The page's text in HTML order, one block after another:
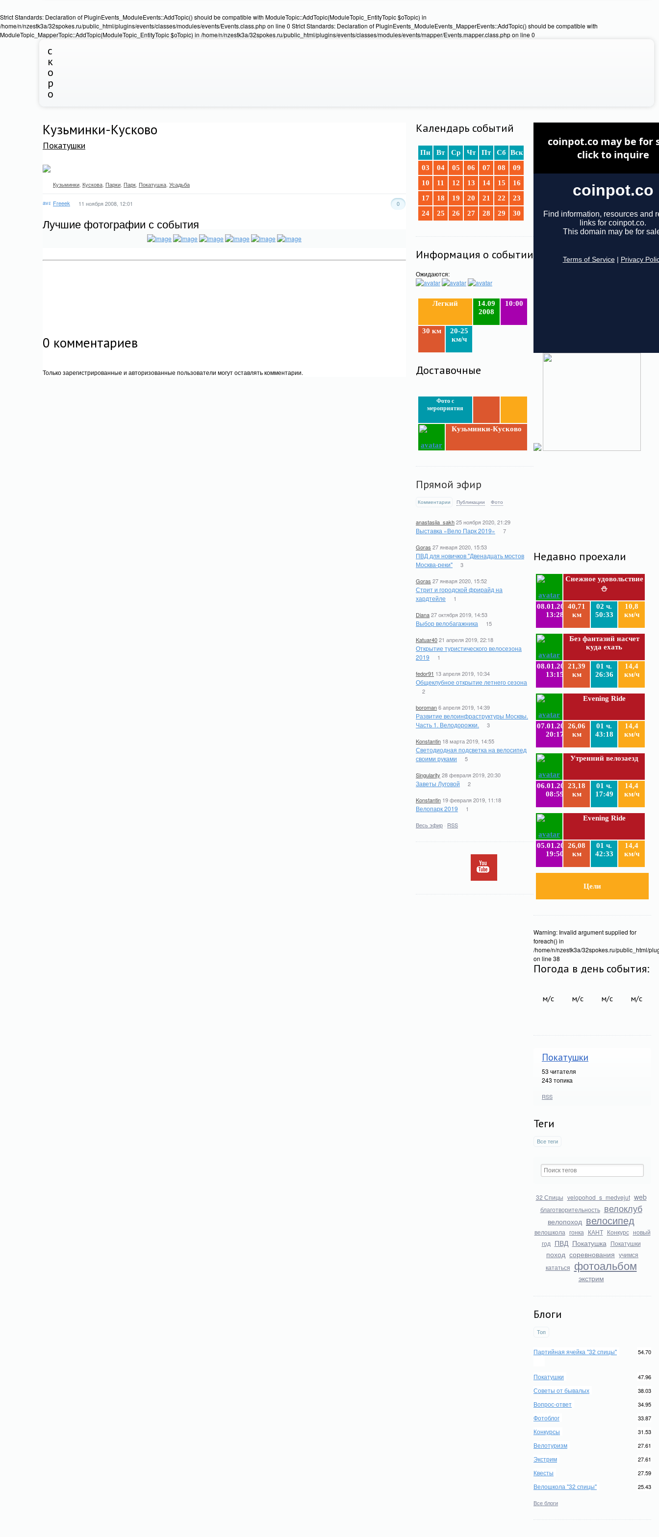
Strict Standards: Declaration of PluginEvents_ModuleEvents::AddTopic() should be compatible with ModuleTopic::AddTopic(ModuleTopic_EntityTopic $oTopic) in
/home/n/nzestk3a/32spokes.ru/public_html/plugins/events/classes/modules/events/Events.class.php on line 0 Strict Standards: Declaration of PluginEvents_ModuleEvents_MapperEvents::AddTopic() should be compatible with
ModuleTopic_MapperTopic::AddTopic(ModuleTopic_EntityTopic $oTopic) in /home/n/nzestk3a/32spokes.ru/public_html/plugins/events/classes/modules/events/mapper/Events.mapper.class.php on line 0
с
к
о
р
о
Недавно проехали
Снежное удовольствие
⛄
08.01.2019
13:28
40,71
км
02 ч.
50:33
10,8
км/ч
Без фантазий насчет
куда ехать
08.01.2019
13:15
21,39
км
01 ч.
26:36
14,4
км/ч
Evening Ride
07.01.2019
20:17
26,06
км
01 ч.
43:18
14,4
км/ч
Утренний велозаезд
06.01.2019
08:59
23,18
км
01 ч.
17:49
14,4
км/ч
Evening Ride
05.01.2019
19:50
26,08
км
01 ч.
42:33
14,4
км/ч
Цели
Warning: Invalid argument supplied for
foreach() in
/home/n/nzestk3a/32spokes.ru/public_html/
on line 38
Погода в день события:
м/с м/с м/с м/с
Покатушки
53 читателя
243 топика
RSS
Теги
Все теги
32 Спицы velopohod_s_medvejut web
благотворительность велоклуб
велопоход велосипед
велошкола гонка КАНТ Конкурс новый
год ПВД Покатушка Покатушки
поход соревнования учимся
кататься фотоальбом
экстрим
Блоги
Топ
Партийная ячейка "32 спицы" 54.70
Покатушки 47.96
Советы от бывалых 38.03
Вопрос-ответ 34.95
Фотоблог 33.87
Конкурсы 31.53
Велотуризм 27.61
Экстрим 27.61
Квесты 27.59
Велошкола "32 спицы" 25.43
Все блоги
Календарь событий
Пн Вт Ср Чт Пт Сб
Вск
03
04 05 06 07 08
09
10
11 12 13 14 15
16
17
18 19 20 21 22
23
24
25 26 27 28 29 30
Информация о событии
Ожидаются:
Легкий
14.09
2008
10:00
30 км
20-25
км/ч
Доставочные
Фото с
мероприятия
Кузьминки-Кусково
Прямой эфир
Комментарии Публикации Фото
anastasiia_sakh25 ноября 2020, 21:29
Выставка «Вело Парк 2019» 7
Goras 27 января 2020, 15:53
ПВД для новичков "Двенадцать мостов
Москва-реки"
3
Goras 27 января 2020, 15:52
Стрит и городской фрирайд на
хардтейле
1
Diana27 октября 2019, 14:53
Выбор велобагажника 15
Katuar4021 апреля 2019, 22:18
Открытие туристического велосезона
2019
1
fedor91 13 апреля 2019, 10:34
Общеклубное открытие летнего сезона
2
boroman6 апреля 2019, 14:39
Развитие велоинфраструктуры Москвы.
Часть 1. Велодорожки.
3
Konstantin 18 марта 2019, 14:55
Светодиодная подсветка на велосипед
своими руками
5
Singularity 28 февраля 2019, 20:30
Заветы Луговой 2
Konstantin 19 февраля 2019, 11:18
Велопарк 2019 1
Весь эфир · RSS
Кузьминки-Кусково
Покатушки
Кузьминки Кускова Парки Парк Покатушка Усадьба
Freeek 11 ноября 2008, 12:01 0
Лучшие фотографии с события
0 комментариев
Только зарегистрированные и авторизованные пользователи могут оставлять комментарии.